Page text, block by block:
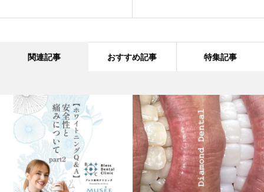
関連記事 おすすめ記事 特集記事